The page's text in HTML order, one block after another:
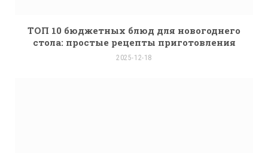
ТОП 10 бюджетных блюд для новогоднего
стола: простые рецепты приготовления
2025-12-18